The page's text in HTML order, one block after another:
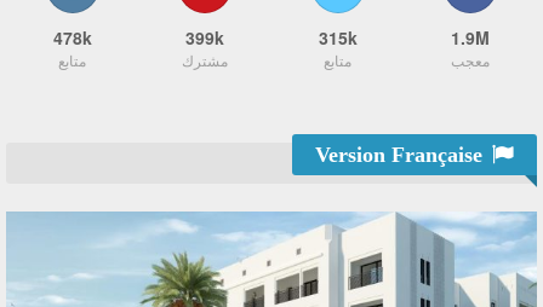
1.9M
معجب
315k
متابع
399k
مشترك
478k
متابع